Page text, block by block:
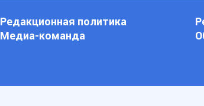
Редакционная политика
Медиа-команда